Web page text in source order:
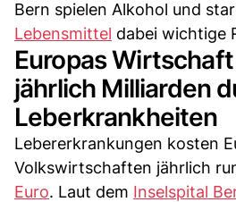
Bern spielen Alkohol und
Lebensmittel dabei wichtige
Europas
jährlich Milliarden
Leberkrankheiten
Lebererkrankungen kosten
Volkswirtschaften jährlich
Euro. Laut dem Inselspital